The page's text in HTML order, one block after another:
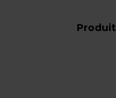
Produit